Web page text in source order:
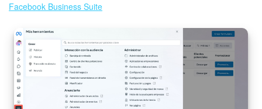
Reserva
Contact center
Facebook Business Suite